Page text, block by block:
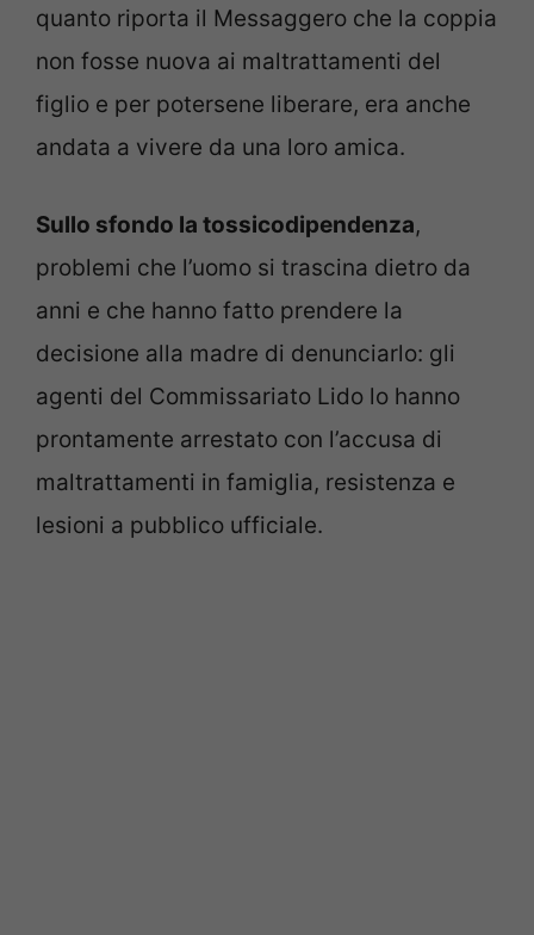
quanto riporta il Messaggero che la coppia
non fosse nuova ai maltrattamenti del
figlio e per potersene liberare, era anche
andata a vivere da una loro amica.
Sullo sfondo la tossicodipendenza,
problemi che l’uomo si trascina dietro da
anni e che hanno fatto prendere la
decisione alla madre di denunciarlo: gli
agenti del Commissariato Lido lo hanno
prontamente arrestato con l’accusa di
maltrattamenti in famiglia, resistenza e
lesioni a pubblico ufficiale.